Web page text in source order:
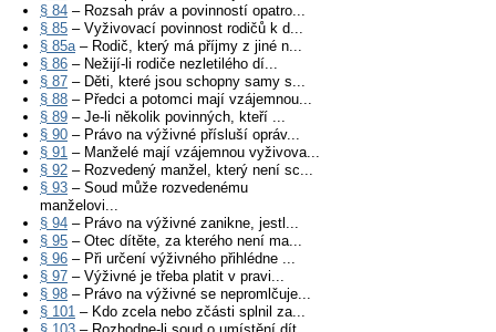
§ 84 – Rozsah práv a povinností opatro...
§ 85 – Vyživovací povinnost rodičů k d...
§ 85a– Rodič, který má příjmy z jiné n...
§ 86 – Nežijí-li rodiče nezletilého dí...
§ 87 – Děti, které jsou schopny samy s...
§ 88 – Předci a potomci mají vzájemnou...
§ 89 – Je-li několik povinných, kteří ...
§ 90 – Právo na výživné přísluší opráv...
§ 91 – Manželé mají vzájemnou vyživova...
§ 92 – Rozvedený manžel, který není sc...
§ 93 – Soud může rozvedenému
manželovi...
§ 94 – Právo na výživné zanikne, jestl...
§ 95 – Otec dítěte, za kterého není ma...
§ 96 – Při určení výživného přihlédne ...
§ 97 – Výživné je třeba platit v pravi...
§ 98 – Právo na výživné se nepromlčuje...
§ 101 – Kdo zcela nebo zčásti splnil za...